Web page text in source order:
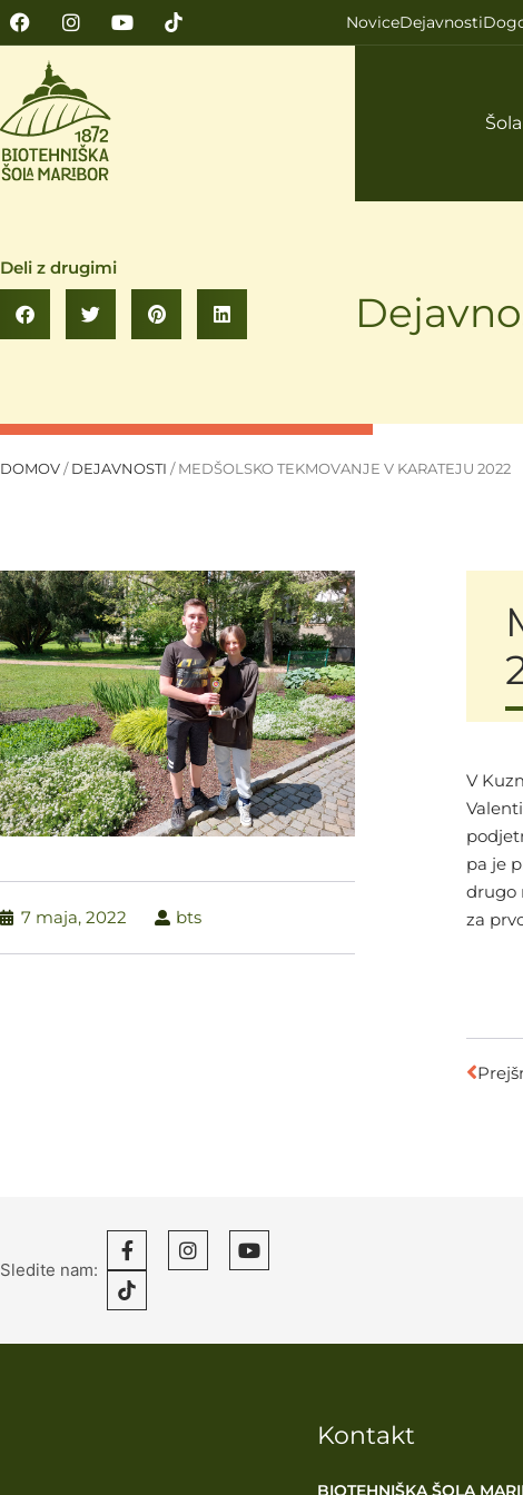
NoviceDejavnosti
Šola
Deli z drugimi
DOMOV / DEJAVNOSTI / MEDŠOLSKO TEKMOVANJE V KARATEJU 2022
7 maja, 2022 bts
V
pa je
drugo
za
Sledite nam:
Kontakt
BIOTEHNIŠKA ŠOLA